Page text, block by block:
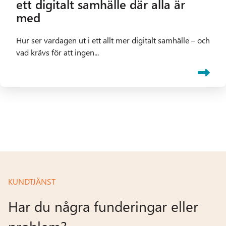
ett digitalt samhälle där alla är
med
Hur ser vardagen ut i ett allt mer digitalt samhälle – och
vad krävs för att ingen...
KUNDTJÄNST
Har du några funderingar eller